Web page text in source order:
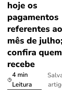
hoje os
pagamentos
referentes ao
mês de julho;
confira quem
recebe
4 min
Leitura